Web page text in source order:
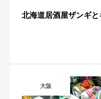
北海道居酒屋ザンギ
大阪